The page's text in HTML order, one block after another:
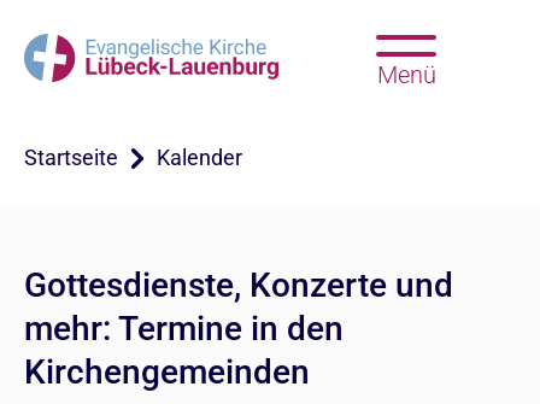
Menü
Startseite Kalender
Gottesdienste, Konzerte und
mehr: Termine in den
Kirchengemeinden